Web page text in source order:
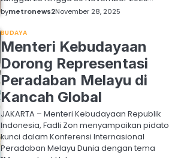
bymetronews2November 28, 2025
BUDAYA
Menteri Kebudayaan
Dorong Representasi
Peradaban Melayu di
Kancah Global
JAKARTA – Menteri Kebudayaan Republik
Indonesia, Fadli Zon menyampaikan pidato
kunci dalam Konferensi Internasional
Peradaban Melayu Dunia dengan tema